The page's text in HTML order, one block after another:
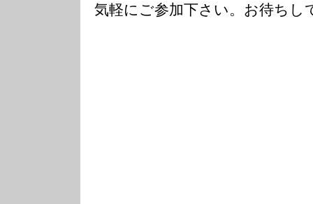
気軽にご参加下さい。お待ちし